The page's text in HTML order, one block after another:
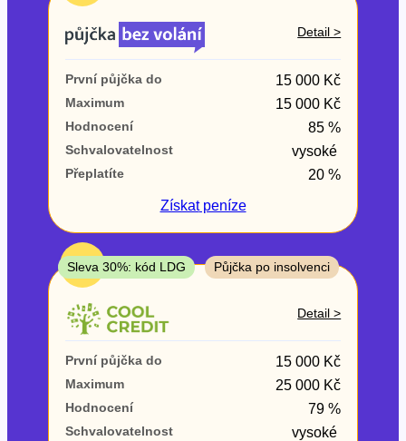
V exekuci
ne
Po insolvenci
ano
V hotovosti
ano
ne
Detail >
První půjčka do 15 000 Kč
Maximum 15 000 Kč
Hodnocení 85 %
Schvalovatelnost vysoké
Přeplatíte
20 %
Získatpeníze
TOP
Sleva 30%: kód LDG Půjčka po insolvenci
Detail >
První půjčka do 15 000 Kč
Maximum 25 000 Kč
Hodnocení 79 %
Schvalovatelnost vysoké